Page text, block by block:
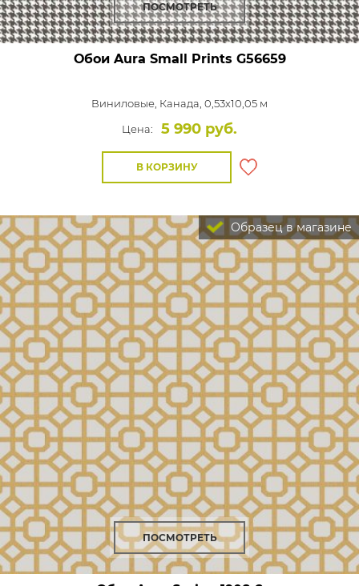
ПОСМОТРЕТЬ
Обои Aura Small Prints G56659
Виниловые, Канада, 0,53x10,05 м
Цена:
5 990 руб.
В КОРЗИНУ
Образец в магазине
ПОСМОТРЕТЬ